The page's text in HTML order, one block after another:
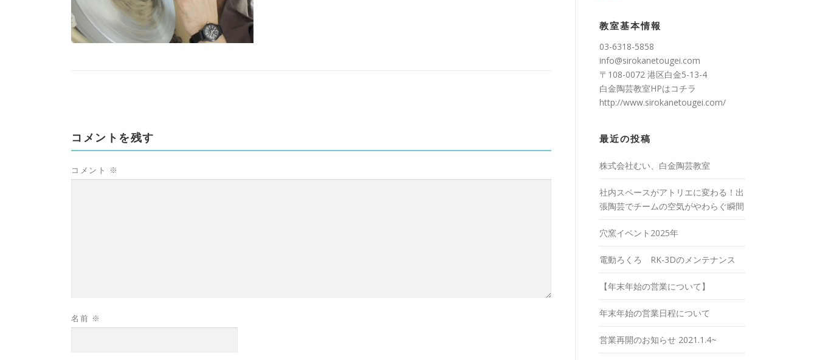
コメントを残す
コメント ※
名前 ※
教室基本情報
03-6318-5858
info@sirokanetougei.com
〒108-0072 港区白金5-13-4
白金陶芸教室HPはコチラ
http://www.sirokanetougei.com/
最近の投稿
株式会社むい、白金陶芸教室
社内スペースがアトリエに変わる！出
張陶芸でチームの空気がやわらぐ瞬間
穴窯イベント2025年
電動ろくろ RK-3Dのメンテナンス
【年末年始の営業について】
年末年始の営業日程について
営業再開のお知らせ 2021.1.4~